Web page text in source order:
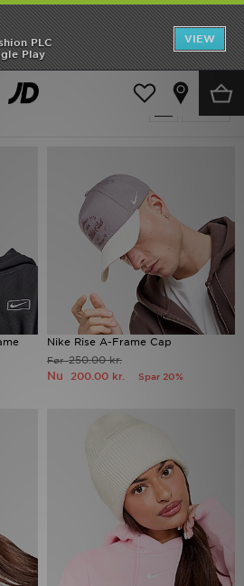
PLC
Play
VIEW
Dametilbehør
Nike Rise A-Frame Cap
Før250.00 kr.
Nu 200.00 kr. Spar 20%